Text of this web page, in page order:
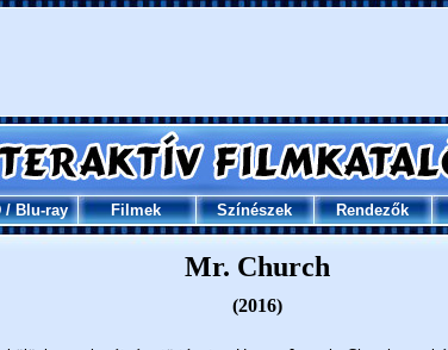
/Blu-ray Filmek Színészek Rendezők
Mr. Church
(2016)